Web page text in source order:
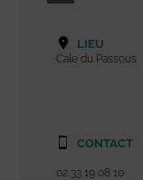
LIEU
Cale du Passous
CONTACT
02 33 19 08 10